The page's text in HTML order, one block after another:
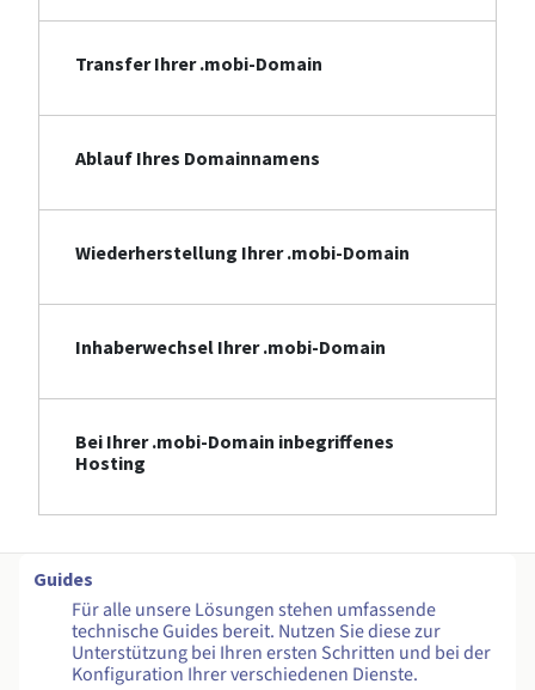
Transfer Ihrer .mobi-Domain
Ablauf Ihres Domainnamens
Wiederherstellung Ihrer .mobi-Domain
Inhaberwechsel Ihrer .mobi-Domain
Bei Ihrer .mobi-Domain inbegriffenes
Hosting
Guides
Für alle unsere Lösungen stehen umfassende
technische Guides bereit. Nutzen Sie diese zur
Unterstützung bei Ihren ersten Schritten und bei der
Konfiguration Ihrer verschiedenen Dienste.